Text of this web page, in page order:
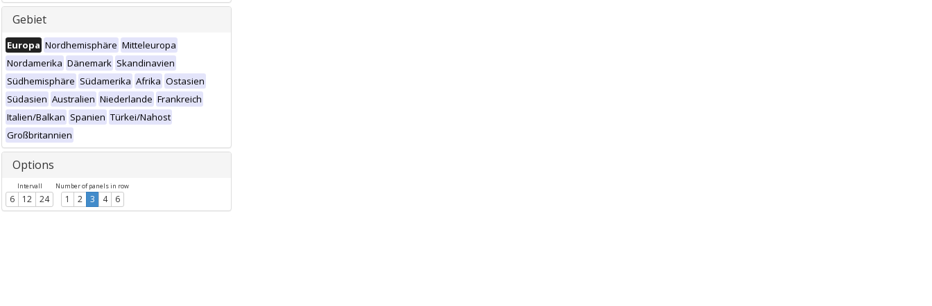
Gebiet
Europa Nordhemisphäre Mitteleuropa
Nordamerika Dänemark Skandinavien
Südhemisphäre Südamerika Afrika Ostasien
Südasien Australien Niederlande Frankreich
Italien/Balkan Spanien Türkei/Nahost
Großbritannien
Options
Intervall
6 12 24
Number of panels in row
1 2 3 4 6